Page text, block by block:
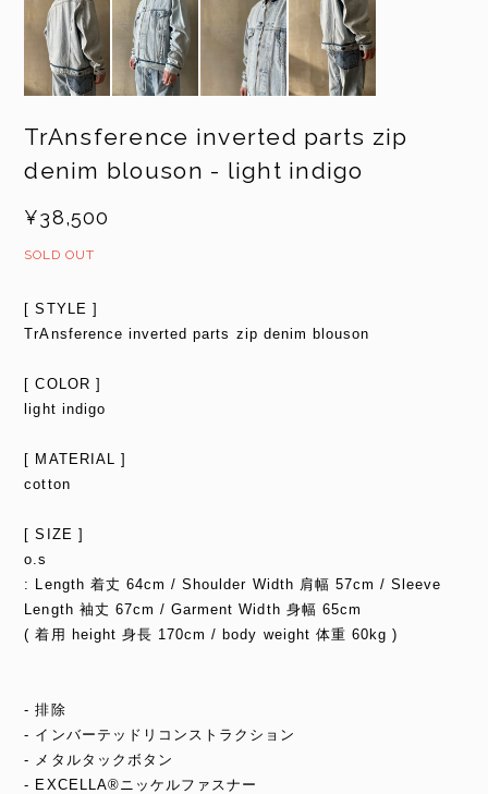
TrAnsference inverted parts zip
denim blouson - light indigo
¥38,500
SOLD OUT
[ STYLE ]
TrAnsference inverted parts zip denim blouson
[ COLOR ]
light indigo
[ MATERIAL ]
cotton
[ SIZE ]
o.s
: Length 着丈 64cm / Shoulder Width 肩幅 57cm / Sleeve
Length 袖丈 67cm / Garment Width 身幅 65cm
( 着用 height 身長 170cm / body weight 体重 60kg )
- 排除
- インバーテッドリコンストラクション
- メタルタックボタン
- EXCELLA®ニッケルファスナー